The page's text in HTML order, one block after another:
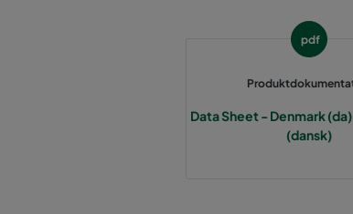
pdf
Data Sheet - Denmark
(dansk)